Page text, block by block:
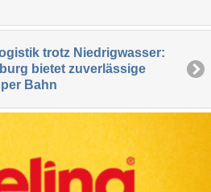
trotz Niedrigwasser:
bietet zuverlässige
Bahn